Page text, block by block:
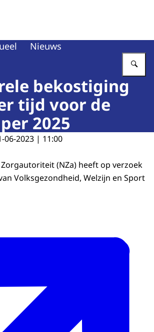
van Nederlandse Zorgautoriteit
Nieuws
bekostiging
tijd voor de
2025
06-2023 | 11:00
(NZa) heeft op verzoek
Volksgezondheid, Welzijn en Sport